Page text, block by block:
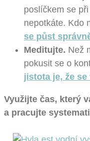
poslíčkem se
nepotkáte. Kdo
se půst
Meditujte. Než
pokusit se o
jistota je, že
Využijte čas, který
a pracujte